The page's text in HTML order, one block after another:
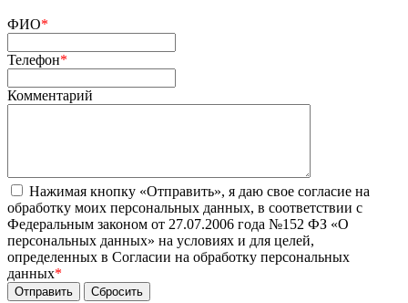
ФИО*
Телефон*
Комментарий
Нажимая кнопку «Отправить», я даю свое согласие на
обработку моих персональных данных, в соответствии с
Федеральным законом от 27.07.2006 года №152 ФЗ «О
персональных данных» на условиях и для целей,
определенных в Согласии на обработку персональных
данных*